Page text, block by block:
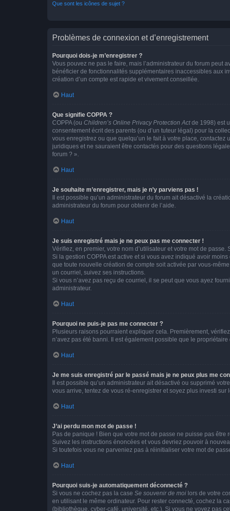
Que sont les icônes de sujet ?
Problèmes de connexion et d’enregistrement
Pourquoi dois-je m’enregistrer ?
Vous pouvez ne pas le faire, mais l’administrateur du forum peut
bénéficier de fonctionnalités supplémentaires inaccessibles aux
création d’un compte est rapide et vivement conseillée.
Haut
Que signifie COPPA ?
COPPA (ou Children’s Online Privacy Protection Actde 1998) est
consentement écrit des parents (ou d’un tuteur légal) pour la
vous enregistrez ou que quelqu’un le fait à votre place,
juridiques et ne sauraient être contactés pour des questions
forum ? ».
Haut
Je souhaite m’enregistrer, mais je n’y parviens pas !
Il est possible qu’un administrateur du forum ait désactivé la
administrateur du forum pour obtenir de l’aide.
Haut
Je suis enregistré mais je ne peux pas me connecter !
Vérifiez, en premier, votre nom d’utilisateur et votre mot de passe.
Si la gestion COPPA est active et si vous avez indiqué avoir
que toute nouvelle création de compte soit activée par vous-
un courriel, suivez ses instructions.
Si vous n’avez pas reçu de courriel, il se peut que vous ayez
administrateur.
Haut
Pourquoi ne puis-je pas me connecter ?
Plusieurs raisons pourraient expliquer cela. Premièrement,
n’avez pas été banni. Il est également possible que le
Haut
Je me suis enregistré par le passé mais je ne peux plus me
Il est possible qu’un administrateur ait désactivé ou supprimé
vous arrive, tentez de vous ré-enregistrer et soyez plus investi sur
Haut
J’ai perdu mon mot de passe !
Pas de panique ! Bien que votre mot de passe ne puisse pas
Suivez les instructions énoncées et vous devriez pouvoir à
Si toutefois vous ne parveniez pas à réinitialiser votre mot de
Haut
Pourquoi suis-je automatiquement déconnecté ?
Si vous ne cochez pas la case Se souvenir de moi lors de votre
en utilisant le même ordinateur. Pour rester connecté, cochez la
(bibliothèque, cyber-café, université, etc.). Si vous ne voyez pas